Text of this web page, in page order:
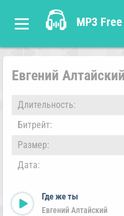
MP3 Free
Евгений
Длительность:
Битрейт:
Размер:
Дата:
Где же ты
Евгений Алтайский